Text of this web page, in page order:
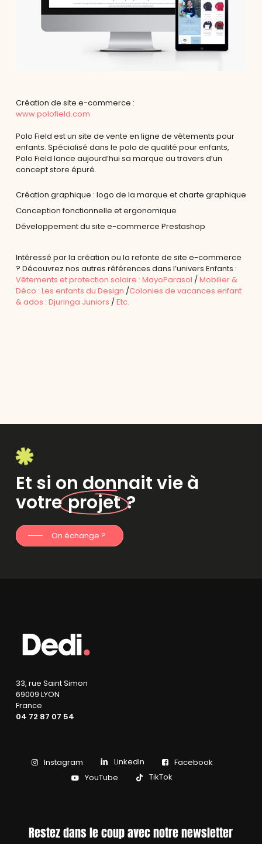
Création de site e-commerce :
www.polofield.com
Polo Field est un site de vente en ligne de vêtements pour
enfants. Spécialisé dans le polo de qualité pour enfants,
Polo Field lance aujourd’hui sa marque au travers d’un
concept store épuré.
Création graphique : logo de la marque et charte graphique
Conception fonctionnelle et ergonomique
Développement du site e-commerce Prestashop
Intéressé par la création ou la refonte de site e-commerce
? Découvrez nos autres références dans l’univers Enfants :
Vêtements et protection solaire : MayoParasol /Mobilier &
Déco : Les enfants du Design /Colonies de vacances enfant
& ados : Djuringa Juniors /Etc.
Et si on donnait vie à
votreprojet?
On échange ?
33, rue Saint Simon
69009 LYON
France
04 72 87 07 54
Instagram LinkedIn
Facebook
YouTube
TikTok
Restez dans le coup avec notre newsletter